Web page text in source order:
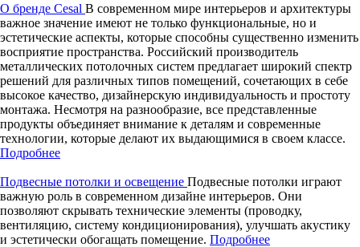
О бренде Cesal В современном мире интерьеров и архитектуры
важное значение имеют не только функциональные, но и
эстетические аспекты, которые способны существенно изменить
восприятие пространства. Российский производитель
металлических потолочных систем предлагает широкий спектр
решений для различных типов помещений, сочетающих в себе
высокое качество, дизайнерскую индивидуальность и простоту
монтажа. Несмотря на разнообразие, все представленные
продукты объединяет внимание к деталям и современные
технологии, которые делают их выдающимися в своем классе.
Подробнее
Подвесные потолки и освещение Подвесные потолки играют
важную роль в современном дизайне интерьеров. Они
позволяют скрывать технические элементы (проводку,
вентиляцию, систему кондиционирования), улучшать акустику
и эстетически обогащать помещение. Подробнее